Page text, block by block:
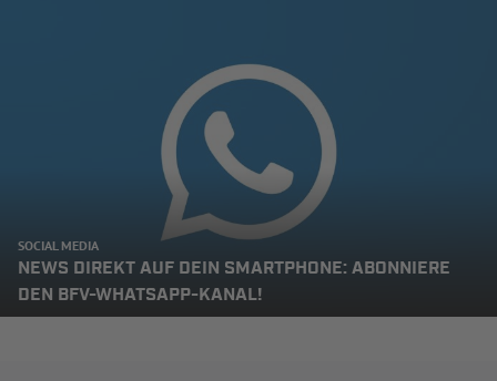
SOCIAL MEDIA
NEWS DIREKT AUF DEIN SMARTPHONE: ABONNIERE
DEN BFV-WHATSAPP-KANAL!